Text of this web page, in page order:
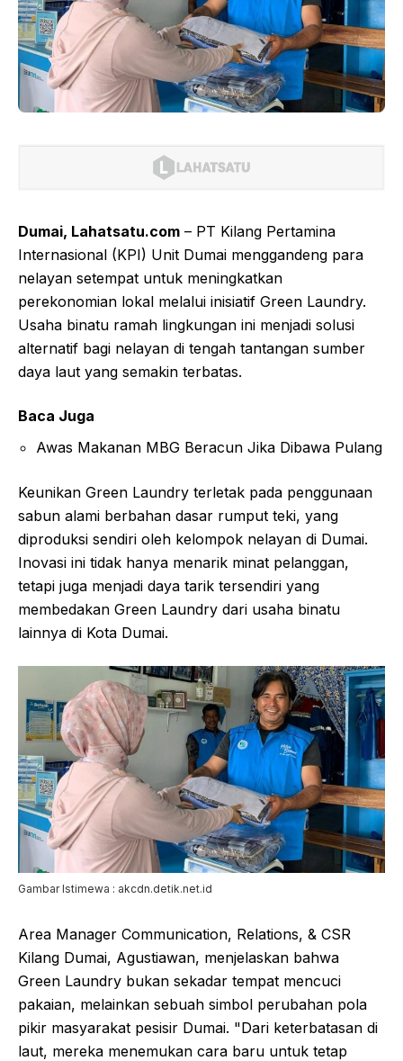
Dumai, Lahatsatu.com – PT Kilang Pertamina
Internasional (KPI) Unit Dumai menggandeng para
nelayan setempat untuk meningkatkan
perekonomian lokal melalui inisiatif Green Laundry.
Usaha binatu ramah lingkungan ini menjadi solusi
alternatif bagi nelayan di tengah tantangan sumber
daya laut yang semakin terbatas.
Baca Juga
Awas Makanan MBG Beracun Jika Dibawa Pulang
Keunikan Green Laundry terletak pada penggunaan
sabun alami berbahan dasar rumput teki, yang
diproduksi sendiri oleh kelompok nelayan di Dumai.
Inovasi ini tidak hanya menarik minat pelanggan,
tetapi juga menjadi daya tarik tersendiri yang
membedakan Green Laundry dari usaha binatu
lainnya di Kota Dumai.
Gambar Istimewa : akcdn.detik.net.id
Area Manager Communication, Relations, & CSR
Kilang Dumai, Agustiawan, menjelaskan bahwa
Green Laundry bukan sekadar tempat mencuci
pakaian, melainkan sebuah simbol perubahan pola
pikir masyarakat pesisir Dumai. "Dari keterbatasan di
laut, mereka menemukan cara baru untuk tetap